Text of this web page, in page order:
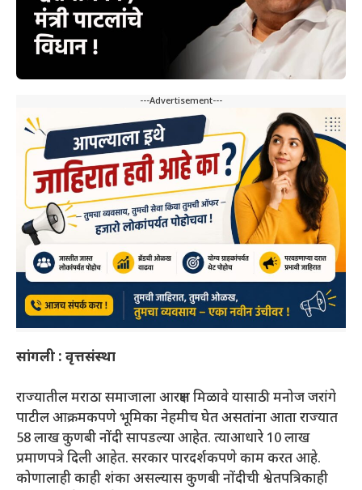
---Advertisement---
सांगली : वृत्तसंस्था
राज्यातील मराठा समाजाला आरक्षण मिळावे यासाठी मनोज जरांगे
पाटील आक्रमकपणे भूमिका नेहमीच घेत असतांना आता राज्यात
58 लाख कुणबी नोंदी सापडल्या आहेत. त्याआधारे 10 लाख
प्रमाणपत्रे दिली आहेत. सरकार पारदर्शकपणे काम करत आहे.
कोणालाही काही शंका असल्यास कुणबी नोंदीची श्वेतपत्रिकाही